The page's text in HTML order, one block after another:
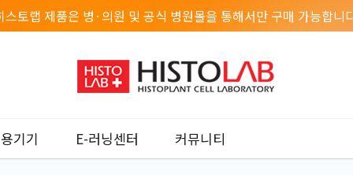
스토랩 제품은 병·의원 및 공식 병원몰을 통해서만 구매 가능합니
기기 E-러닝센터 커뮤니티